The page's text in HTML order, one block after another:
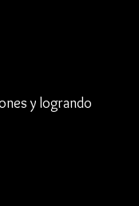
y logrando